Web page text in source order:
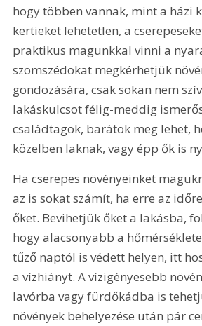
hogy többen vannak, mint a házi
kertieket lehetetlen, a
praktikus magunkkal vinni a
szomszédokat megkérhetjük
gondozására, csak sokan nem
lakáskulcsot félig-meddig
családtagok, barátok meg lehet,
közelben laknak, vagy épp ők is
Ha cserepes növényeinket
az is sokat számít, ha erre az
őket. Bevihetjük őket a lakásba,
hogy alacsonyabb a
tűző naptól is védett helyen, itt
a vízhiányt. A vízigényesebb
lavórba vagy fürdőkádba is
növények behelyezése után pár